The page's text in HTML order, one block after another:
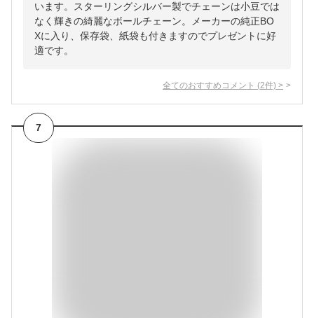
います。スターリングシルバー製でチェーンは小豆では
なく輝きの綺麗なボールチェーン。メーカーの純正BO
Xに入り、保存袋、紙袋も付きますのでプレゼントに好
適です。
全てのおすすめコメント (2件) >
7